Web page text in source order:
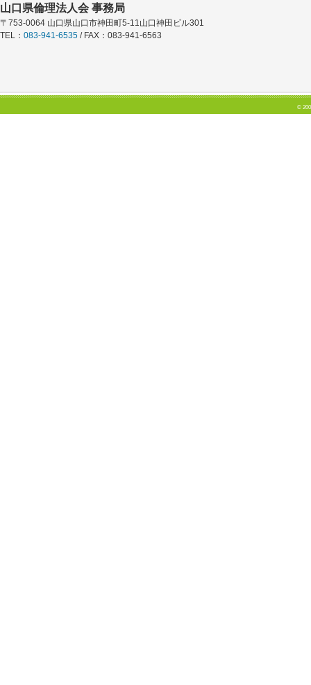
山口県倫理法人会 事務局
〒753-0064 山口県山口市神田町5-11山口神田ビル301
TEL： 083-941-6535 / FAX：083-941-6563
©